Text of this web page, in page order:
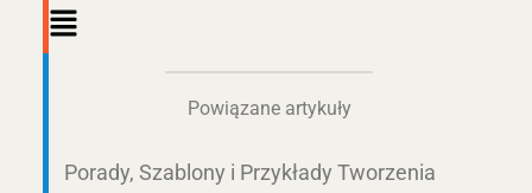
Main
Powiązane artykuły
Porady, Szablony i Przykłady Tworzenia